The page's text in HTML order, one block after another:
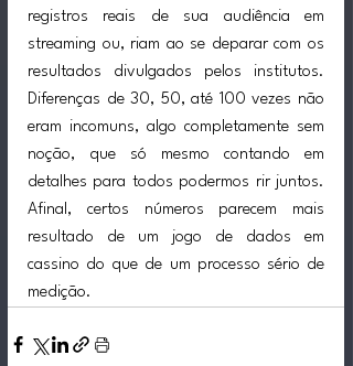
registros reais de sua audiência em
streaming ou, riam ao se deparar com os
resultados divulgados pelos institutos.
Diferenças de 30, 50, até 100 vezes não
eram incomuns, algo completamente sem
noção, que só mesmo contando em
detalhes para todos podermos rir juntos.
Afinal, certos números parecem mais
resultado de um jogo de dados em
cassino do que de um processo sério de
medição.